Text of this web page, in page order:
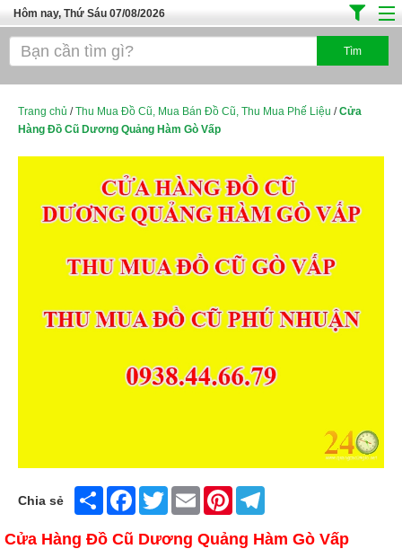
Hôm nay, Thứ Sáu 07/08/2026
Trang chủ
Tuyển Sinh Đào Tạo
Đồ Dùng Nội Ngoại Thất
Điện Tử Điện Máy
Việc Làm
Trang chủ /Thu Mua Đồ Cũ, Mua Bán Đồ Cũ, Thu Mua Phế Liệu /Cửa
Hàng Đồ Cũ Dương Quảng Hàm Gò Vấp
Chia sẻ Share FacebookTwitter Email Pinterest
Cửa Hàng Đồ Cũ Dương Quảng Hàm Gò Vấp